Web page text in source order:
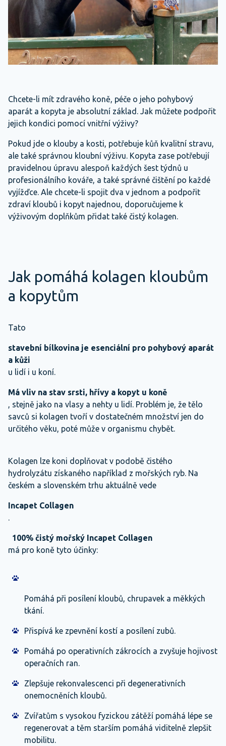
Chcete-li mít zdravého koně, péče o jeho pohybový
aparát a kopyta je absolutní základ. Jak můžete podpořit
jejich kondici pomocí vnitřní výživy?
Pokud jde o klouby a kosti, potřebuje kůň kvalitní stravu,
ale také správnou kloubní výživu. Kopyta zase potřebují
pravidelnou úpravu alespoň každých šest týdnů u
profesionálního kováře, a také správné čištění po každé
vyjížďce. Ale chcete-li spojit dva v jednom a podpořit
zdraví kloubů i kopyt najednou, doporučujeme k
výživovým doplňkům přidat také čistý kolagen.
Jak pomáhá kolagen kloubům
a kopytům
Tato
stavební bílkovina je esenciální pro pohybový aparát
a kůži
u lidí i u koní.
Má vliv na stav srsti, hřívy a kopyt u koně
, stejně jako na vlasy a nehty u lidí. Problém je, že tělo
savců si kolagen tvoří v dostatečném množství jen do
určitého věku, poté může v organismu chybět.
Kolagen lze koni doplňovat v podobě čistého
hydrolyzátu získaného například z mořských ryb. Na
českém a slovenském trhu aktuálně vede
Incapet Collagen
.
100% čistý mořský Incapet Collagen
má pro koně tyto účinky:
Pomáhá při posílení kloubů, chrupavek a měkkých
tkání.
Přispívá ke zpevnění kostí a posílení zubů.
Pomáhá po operativních zákrocích a zvyšuje hojivost
operačních ran.
Zlepšuje rekonvalescenci při degenerativních
onemocněních kloubů.
Zvířatům s vysokou fyzickou zátěží pomáhá lépe se
regenerovat a těm starším pomáhá viditelně zlepšit
mobilitu.